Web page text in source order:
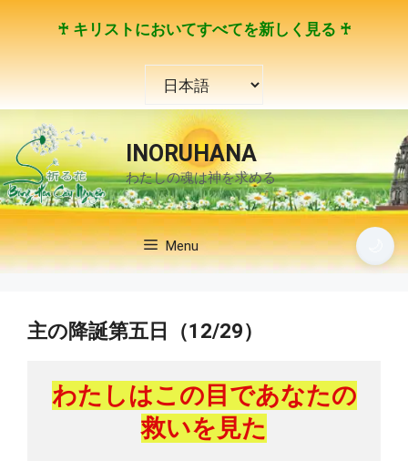
ス
キ
ッ
プ
♰ キリストにおいてすべてを新しく見る ♰
選
択
INORUHANA
わたしの魂は神を求める
Menu
主の降誕第五日（12/29）
わたしはこの目であなたの
救いを見た